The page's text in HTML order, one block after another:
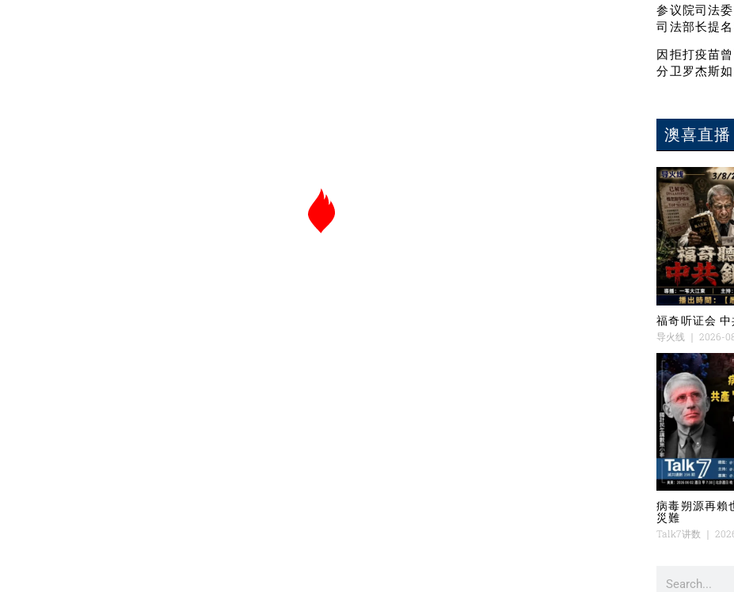
参议院司法
司法部长提
因拒打疫苗
分卫罗杰斯
澳喜直播
福奇听证会 中
导火线
2026-
病毒朔源再賴
災難
Talk7讲数